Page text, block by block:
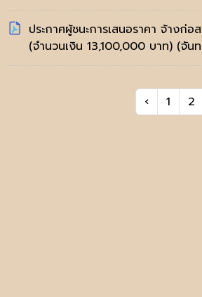
ประกาศผู้ชนะการเสนอราคา จ้างก่
(จำนวนเงิน 13,100,000 บาท) (จัน
‹ 1 2